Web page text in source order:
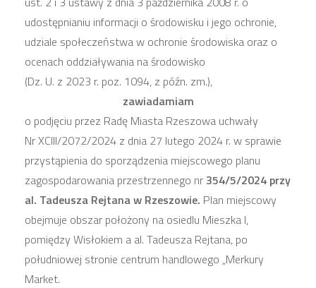
udostępnianiu informacji o środowisku i jego ochronie,
udziale społeczeństwa w ochronie środowiska oraz o
ocenach oddziaływania na środowisko
(Dz. U. z 2023 r. poz. 1094, z późn. zm.),
zawiadamiam
o podjęciu przez Radę Miasta Rzeszowa uchwały
Nr XCIII/2072/2024 z dnia 27 lutego 2024 r. w sprawie
przystąpienia do sporządzenia miejscowego planu
zagospodarowania przestrzennego nr 354/5/2024 przy
al. Tadeusza Rejtanaw Rzeszowie. Plan miejscowy
obejmuje obszar położony na osiedlu Mieszka I,
pomiędzy Wisłokiem a al. Tadeusza Rejtana, po
południowej stronie centrum handlowego „Merkury
Market.